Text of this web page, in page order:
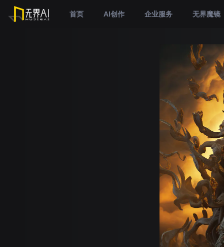
首页 AI创作 企业服务 无界魔镜